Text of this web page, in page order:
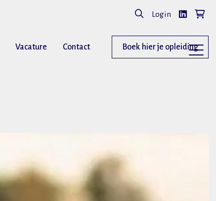
Login
Vacature Contact Boek hier je opleiding